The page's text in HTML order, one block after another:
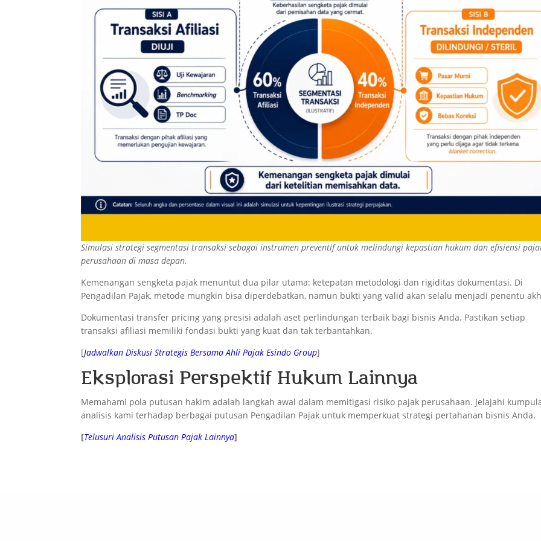
Simulasi strategi segmentasi transaksi sebagai instrumen preventif untuk melindungi kepastian hukum dan efisiensi
perusahaan di masa depan.
Kemenangan sengketa pajak menuntut dua pilar utama: ketepatan metodologi dan rigiditas dokumentasi. Di
Pengadilan Pajak, metode mungkin bisa diperdebatkan, namun bukti yang valid akan selalu menjadi penentu
Dokumentasi transfer pricing yang presisi adalah aset perlindungan terbaik bagi bisnis Anda. Pastikan setiap
transaksi afiliasi memiliki fondasi bukti yang kuat dan tak terbantahkan.
[Jadwalkan Diskusi Strategis Bersama Ahli Pajak Esindo Group]
Eksplorasi Perspektif Hukum Lainnya
Memahami pola putusan hakim adalah langkah awal dalam memitigasi risiko pajak perusahaan. Jelajahi
analisis kami terhadap berbagai putusan Pengadilan Pajak untuk memperkuat strategi pertahanan bisnis Anda.
[Telusuri Analisis Putusan Pajak Lainnya]